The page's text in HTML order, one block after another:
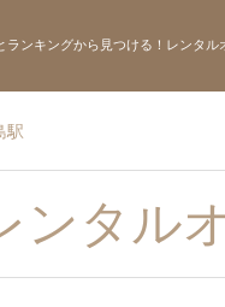
ランキングから見つける！レンタル
駅
ンタル